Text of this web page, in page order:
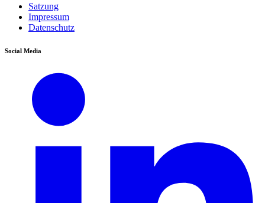
Satzung
Impressum
Datenschutz
Social Media